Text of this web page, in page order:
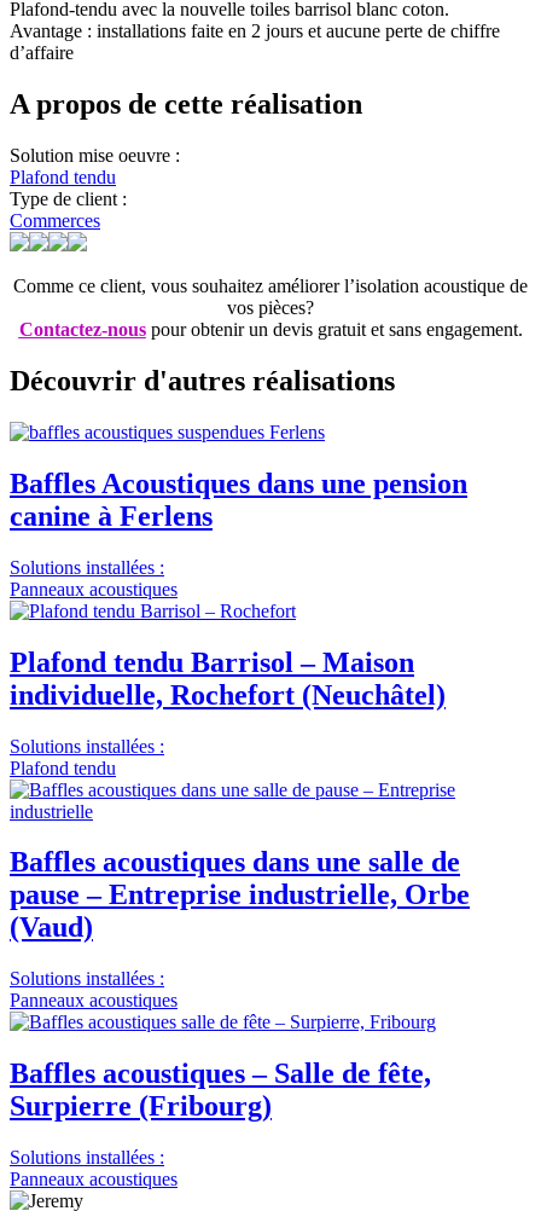
Plafond-tendu avec la nouvelle toiles barrisol blanc coton.
Avantage : installations faite en 2 jours et aucune perte de chiffre
d’affaire
A propos de cette réalisation
Solution mise oeuvre :
Plafond tendu
Type de client :
Commerces
Comme ce client, vous souhaitez améliorer l’isolation acoustique de
vos pièces?
Contactez-nouspour obtenir un devis gratuit et sans engagement.
Découvrir d'autres réalisations
Baffles Acoustiques dans une pension
canine à Ferlens
Solutions installées :
Panneaux acoustiques
Plafond tendu Barrisol – Maison
individuelle, Rochefort (Neuchâtel)
Solutions installées :
Plafond tendu
Baffles acoustiques dans une salle de
pause – Entreprise industrielle, Orbe
(Vaud)
Solutions installées :
Panneaux acoustiques
Baffles acoustiques – Salle de fête,
Surpierre (Fribourg)
Solutions installées :
Panneaux acoustiques